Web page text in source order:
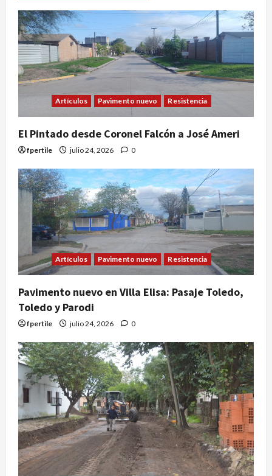
Artículos Pavimento nuevo Resistencia
El Pintado desde Coronel Falcón a José Ameri
fpertile julio 24, 2026 0
Artículos Pavimento nuevo Resistencia
Pavimento nuevo en Villa Elisa: Pasaje Toledo,
Toledo y Parodi
fpertile julio 24, 2026 0